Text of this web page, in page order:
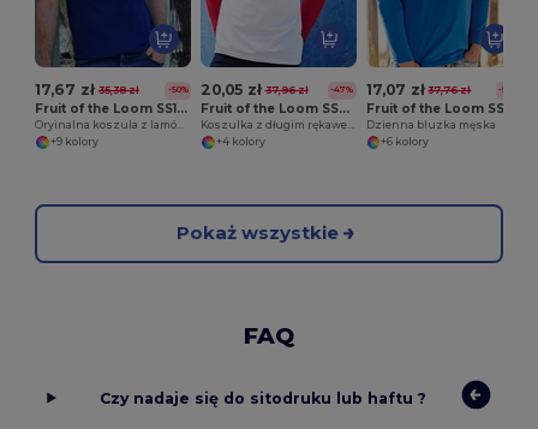
17,67 zł 35,38 zł -50%
Fruit of the Loom SS168
+9 kolory
20,05 zł 37,96 zł -47%
Fruit of the Loom SS028
+4 kolory
17,07 zł 37,76 zł -55%
Dzienna bluzka męska
+6 kolory
Pokaż wszystkie
FAQ
Czy nadaje się do sitodruku lub haftu ?